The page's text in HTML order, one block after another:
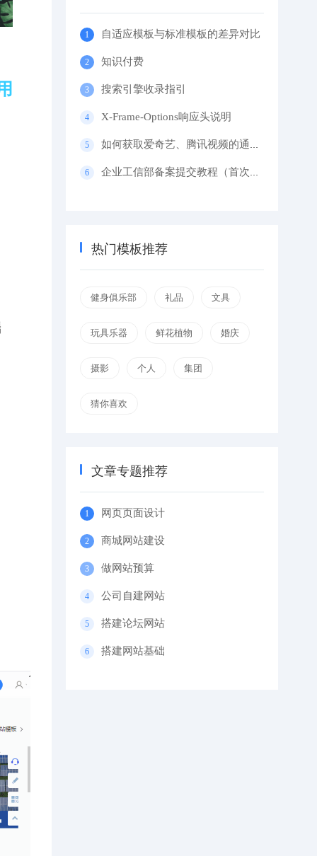
自适应模板与标准模板的差异对比
知识付费
搜索引擎收录指引
X-Frame-Options响应头说明
如何获取爱奇艺、腾讯视频的通用代码？
企业工信部备案提交教程（首次备案）
热门模板推荐
健身俱乐部 礼品 文具
玩具乐器 鲜花植物 婚庆
摄影 个人 集团
猜你喜欢
文章专题推荐
网页页面设计
商城网站建设
做网站预算
公司自建网站
搭建论坛网站
搭建网站基础